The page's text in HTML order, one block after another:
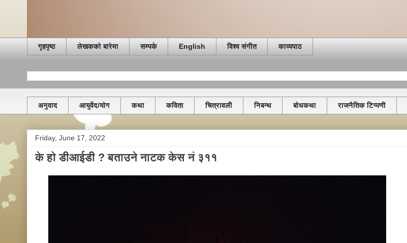
गृहपृष्ठ लेखकको बारेमा सम्पर्क English विश्व संगीत काव्यपाठ
अनुवाद आयुर्वेद/याेग कथा कविता चित्रावली निबन्ध बोधकथा राजनैतिक टिप्पणी
Friday, June 17, 2022
के हाे डीआईडी ? बताउने नाटक केस नं ३११